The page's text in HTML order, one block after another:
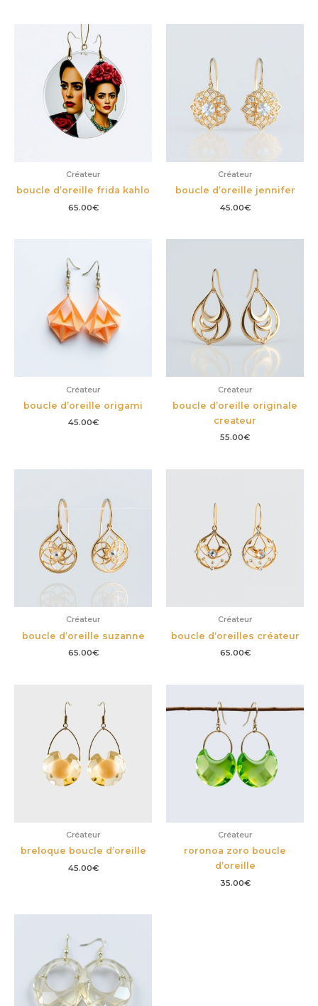
Créateur
boucle d’oreille frida kahlo
65.00€
Créateur
boucle d’oreille jennifer
45.00€
Créateur
boucle d’oreille origami
45.00€
Créateur
boucle d’oreille originale
createur
55.00€
Créateur
boucle d’oreille suzanne
65.00€
Créateur
boucle d’oreilles créateur
65.00€
Créateur
breloque boucle d’oreille
45.00€
Créateur
roronoa zoro boucle
d’oreille
35.00€